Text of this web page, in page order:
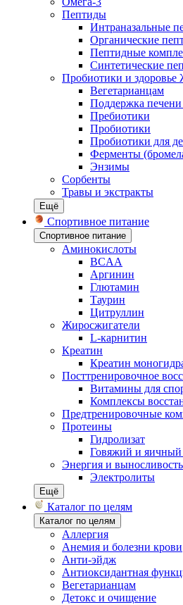
Пептиды
Интраназальные
Органические
Пептидные
Синтетические
Пробиотики и
Вегетарианцам
Поддержка
Пребиотики
Пробиотики
Пробиотики для
Ферменты
Энзимы
Сорбенты
Травы и экстракты
Ещё
Спортивное питание
Спортивное питание
Аминокислоты
BCAA
Аргинин
Глютамин
Таурин
Цитруллин
Жиросжигатели
L-карнитин
Креатин
Креатин
Посттренировочное
Витамины для
Комплексы
Предтренировочные
Протеины
Гидролизат
Говяжий и яичный
Энергия и выносливость
Электролиты
Ещё
Каталог по целям
Каталог по целям
Аллергия
Анемия и болезни крови
Анти-эйдж
Антиоксидантная
Вегетарианцам
Детокс и очищение